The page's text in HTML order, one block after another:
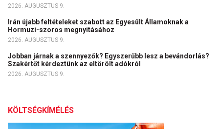
2026. AUGUSZTUS 9.
Irán újabb feltételeket szabott az Egyesült Államoknak a
Hormuzi-szoros megnyitásához
2026. AUGUSZTUS 9.
Jobban járnak a szennyezők? Egyszerűbb lesz a bevándorlás?
Szakértőt kérdeztünk az eltörölt adókról
2026. AUGUSZTUS 9.
KÖLTSÉGKÍMÉLÉS